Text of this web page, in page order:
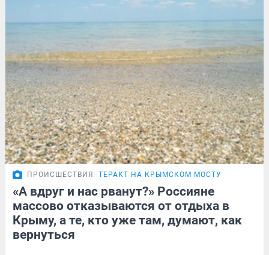
ПРОИСШЕСТВИЯ ТЕРАКТ НА КРЫМСКОМ МОСТУ
«А вдруг и нас рванут?» Россияне
массово отказываются от отдыха в
Крыму, а те, кто уже там, думают, как
вернуться